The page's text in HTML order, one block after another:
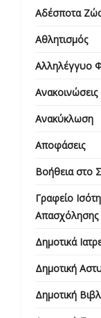
Αδέσποτα
Αθλητισμός
Αλληλέγγυο
Ανακοινώσεις
Ανακύκλωση
Αποφάσεις
Βοήθεια στο
Γραφείο
Απασχόλησης
Δημοτικά
Δημοτική
Δημοτική